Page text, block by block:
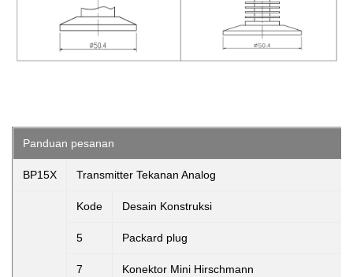
Panduan pesanan
BP15X Transmitter Tekanan Analog
Kode Desain Konstruksi
5 Packard plug
7 Konektor Mini Hirschmann